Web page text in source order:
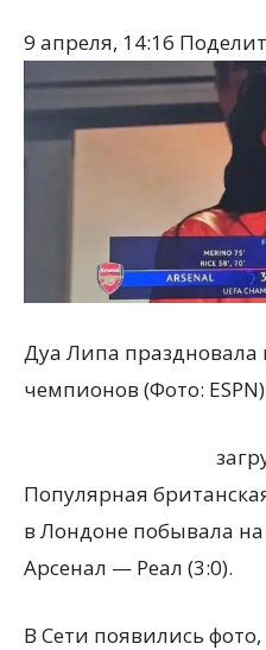
9 апреля, 14:16
Дуа Липа праздновала
чемпионов (Фото: ESPN)
Популярная
в Лондоне побывала
Арсенал — Реал (3:0).
В Сети появились